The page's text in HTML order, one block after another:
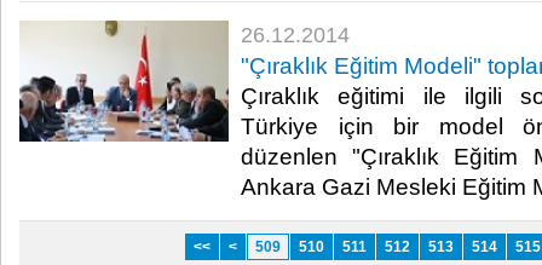
26.12.2014
"Çıraklık Eğitim Modeli"
Çıraklık eğitimi ile ilgili
Türkiye için bir model
düzenlen "Çıraklık Eğitim
Ankara Gazi Mesleki Eğitim
<< < 509 510 511 512 513 514 515